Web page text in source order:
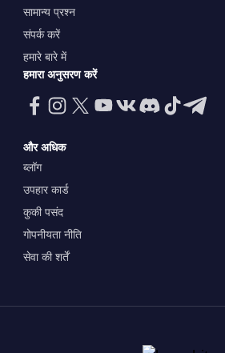
सामान्य प्रश्न
संपर्क करें
हमारे बारे में
हमारा अनुसरण करें
और अधिक
ब्लॉग
उपहार कार्ड
कुकी पसंद
गोपनीयता नीति
सेवा की शर्तें